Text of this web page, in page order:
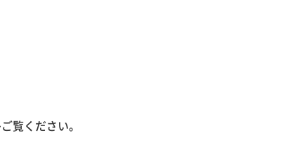
覧ください。